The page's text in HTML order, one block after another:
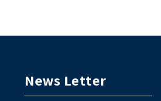
News Letter